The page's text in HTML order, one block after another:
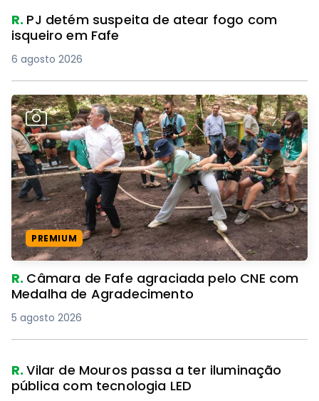
R. PJ detém suspeita de atear fogo com
isqueiro em Fafe
6 agosto 2026
PREMIUM
R. Câmara de Fafe agraciada pelo CNE com
Medalha de Agradecimento
5 agosto 2026
R.Vilar de Mouros passa a ter iluminação
pública com tecnologia LED